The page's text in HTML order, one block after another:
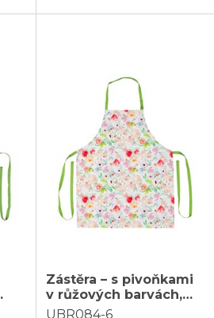
Zástěra – s pivoňkami
v růžových barvách,
100% bavlna
UBR084-6